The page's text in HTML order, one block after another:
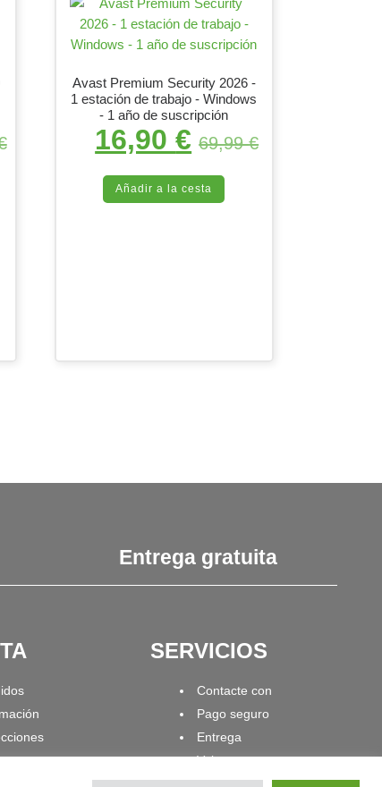
era: 119,99 €.
precio actual es: 22,90 €.
Avast Premium Security 2026 -
1 estación de trabajo - Windows
- 1 año de suscripción
69,99€
El precio original era:
16,90€ El precio
Añadir a la cesta
Entrega gratuita
SERVICIOS
Contacte con
Pago seguro
Entrega
Volver